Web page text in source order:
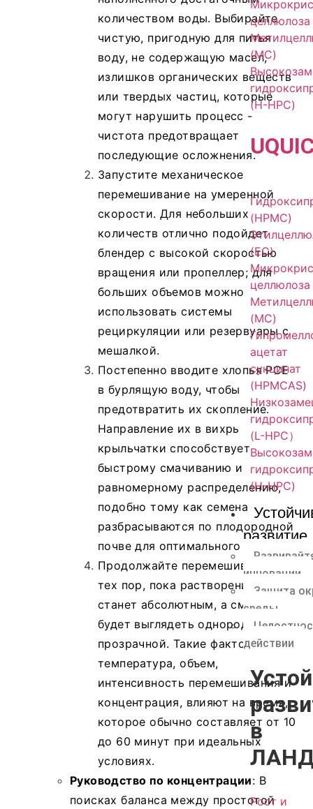
(MC)
(H-HPC)
UQU
(HPMC)
(EC)
(MC)
ацетат
сукцинат
(HPMCAS)
(L-HPC）
(H-HPC)
развитие
инновации
Защита
среды
действии
в
Рост и
количеством воды. Выбирайте
чистую, пригодную для питья
воду, не содержащую масел,
излишков органических веществ
или твердых частиц, которые
могут нарушить процесс -
чистота предотвращает
последующие осложнения.
Запустите механическое
перемешивание на умеренной
скорости. Для небольших
количеств отлично подойдет
блендер с высокой скоростью
вращения или пропеллер; для
больших объемов можно
использовать системы
рециркуляции или резервуары с
мешалкой.
Постепенно вводите хлопья PCE
в бурлящую воду, чтобы
предотвратить их скопление.
Направление их в вихрь
крыльчатки способствует
быстрому смачиванию и
равномерному распределению,
подобно тому как семена
разбрасываются по плодородной
почве для оптимального роста.
Продолжайте перемешивать до
тех пор, пока растворение не
станет абсолютным, а смесь не
будет выглядеть однородно
прозрачной. Такие факторы, как
температура, объем,
интенсивность перемешивания и
концентрация, влияют на время,
которое обычно составляет от 10
до 60 минут при идеальных
условиях.
Руководство по концентрации: В
поисках баланса между простотой